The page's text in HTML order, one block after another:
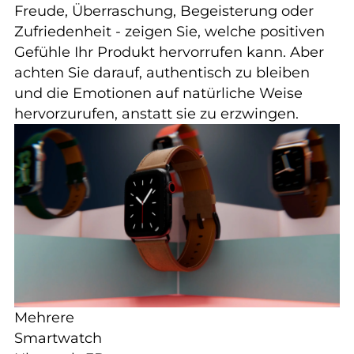
Freude, Überraschung, Begeisterung oder
Zufriedenheit - zeigen Sie, welche positiven
Gefühle Ihr Produkt hervorrufen kann. Aber
achten Sie darauf, authentisch zu bleiben
und die Emotionen auf natürliche Weise
hervorzurufen, anstatt sie zu erzwingen.
Mehrere
Smartwatch